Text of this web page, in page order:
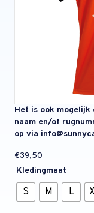
Het is ook
naam en/of
op via
€39,50
Kledingmaat
S M L